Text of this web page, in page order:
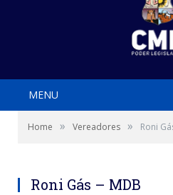
MENU
Home » Vereadores » Roni
Roni Gás – MDB